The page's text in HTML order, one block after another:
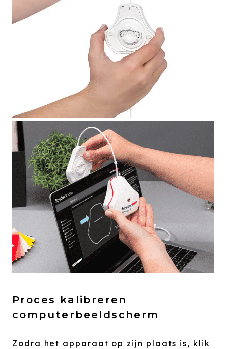
Proces kalibreren
computerbeeldscherm
Zodra het apparaat op zijn plaats is, klik